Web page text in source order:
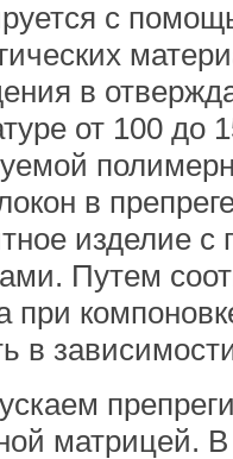
с
в
от 100 до
в
изделие
Путем
при
в
матрицей. В